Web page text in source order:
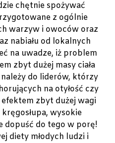
chętnie spożywać
z ogólnie
warzyw i owoców oraz
nabiału od lokalnych
na uwadze, iż problem
zbyt dużej masy ciała
do liderów, którzy
na otyłość czy
zbyt dużej wagi
wysokie
dopuść do tego w porę!
diety młodych ludzi i